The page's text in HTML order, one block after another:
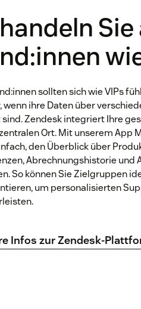
Sie
sollten sich wie VIPs
wenn ihre Daten über
Zendesk integriert Ihre
Ort. Mit unserem App
den Überblick über
Abrechnungshistorie und
So können Sie Zielgruppen
um personalisierten
Infos zur Zendesk-